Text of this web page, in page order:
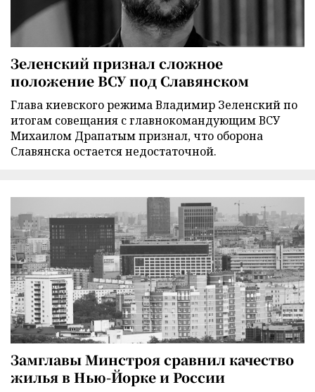
Зеленский признал сложное
положение ВСУ под Славянском
Глава киевского режима Владимир Зеленский по
итогам совещания с главнокомандующим ВСУ
Михаилом Драпатым признал, что оборона
Славянска остается недостаточной.
Замглавы Минстроя сравнил качество
жилья в Нью-Йорке и России